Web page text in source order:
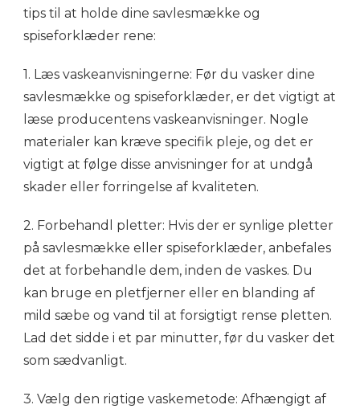
tips til at holde dine savlesmække og
spiseforklæder rene:
1. Læs vaskeanvisningerne: Før du vasker dine
savlesmække og spiseforklæder, er det vigtigt at
læse producentens vaskeanvisninger. Nogle
materialer kan kræve specifik pleje, og det er
vigtigt at følge disse anvisninger for at undgå
skader eller forringelse af kvaliteten.
2. Forbehandl pletter: Hvis der er synlige pletter
på savlesmække eller spiseforklæder, anbefales
det at forbehandle dem, inden de vaskes. Du
kan bruge en pletfjerner eller en blanding af
mild sæbe og vand til at forsigtigt rense pletten.
Lad det sidde i et par minutter, før du vasker det
som sædvanligt.
3. Vælg den rigtige vaskemetode: Afhængigt af